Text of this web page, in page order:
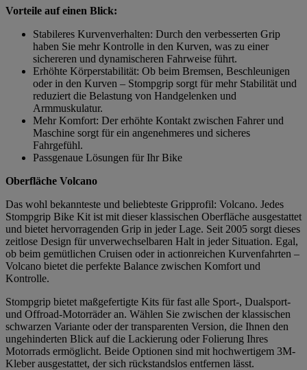
Vorteile auf einen Blick:
Stabileres Kurvenverhalten: Durch den verbesserten Grip
haben Sie mehr Kontrolle in den Kurven, was zu einer
sichereren und dynamischeren Fahrweise führt.
Erhöhte Körperstabilität: Ob beim Bremsen, Beschleunigen
oder in den Kurven – Stompgrip sorgt für mehr Stabilität und
reduziert die Belastung von Handgelenken und
Armmuskulatur.
Mehr Komfort: Der erhöhte Kontakt zwischen Fahrer und
Maschine sorgt für ein angenehmeres und sicheres
Fahrgefühl.
Passgenaue Lösungen für Ihr Bike
Oberfläche Volcano
Das wohl bekannteste und beliebteste Gripprofil: Volcano. Jedes
Stompgrip Bike Kit ist mit dieser klassischen Oberfläche ausgestattet
und bietet hervorragenden Grip in jeder Lage. Seit 2005 sorgt dieses
zeitlose Design für unverwechselbaren Halt in jeder Situation. Egal,
ob beim gemütlichen Cruisen oder in actionreichen Kurvenfahrten –
Volcano bietet die perfekte Balance zwischen Komfort und
Kontrolle.
Stompgrip bietet maßgefertigte Kits für fast alle Sport-, Dualsport-
und Offroad-Motorräder an. Wählen Sie zwischen der klassischen
schwarzen Variante oder der transparenten Version, die Ihnen den
ungehinderten Blick auf die Lackierung oder Folierung Ihres
Motorrads ermöglicht. Beide Optionen sind mit hochwertigem 3M-
Kleber ausgestattet, der sich rückstandslos entfernen lässt.